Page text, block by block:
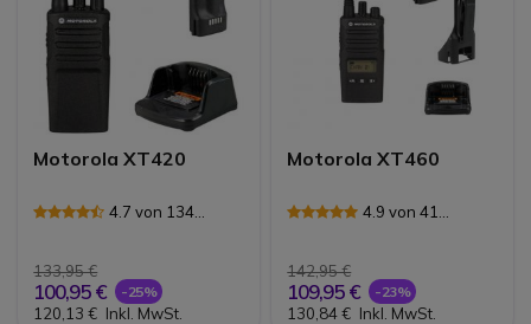
Motorola XT420
4.7 von 134
133,95 €
100,95 € -25%
120,13 € Inkl. MwSt.
Motorola XT460
4.9 von 41
142,95 €
109,95 € -23%
130,84 € Inkl. MwSt.